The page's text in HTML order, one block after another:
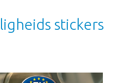
stickers